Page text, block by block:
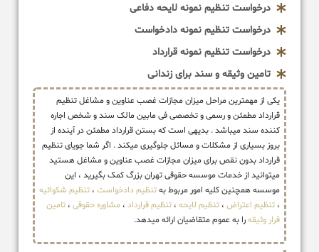
درخواست تنظیم نمونه لایحه دفاعی
درخواست تنظیم نمونه دادخواست
درخواست تنظیم نمونه قرارداد
تامین وثیقه و سند برای زندانی
یکی از مهمترین مراحل میزان مجازات غصب عناوین و مشاغل تنظیم
قرارداد مطمئن و رسمی و تخصصی فی مابین مالک سند و شخص اجاره
کننده سند میباشد . بدیهی است که بستن قرارداد مطمئن در آینده از
بروز بسیاری از مشکلات و مسائل جلوگیری میکند . اگر شما جویای تنظیم
قرارداد بدون نقص برای میزان مجازات غصب عناوین و مشاغل هستید
میتوانید از خدمات موسسه حقوقی تهران بزرگ کمک بگیرید ، این
موسسه همچنین کلیه امور مربوط بهتنظیم دادخواست ، تنظیم شکوائیه
، تنظیم اعتراض ، تنظیم لایحه ، تنظیم قرارداد ، مشاوره حقوقی ، تامین
قرار وثیقهرا به عموم متقاضیان ارائه میدهد.